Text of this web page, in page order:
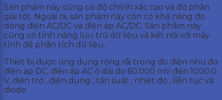
Sản phẩm này cũng có độ chính xác cao và độ phân
giải tốt. Ngoài ra, sản phẩm này còn có khả năng đo
dòng điện AC/DC và điện áp AC/DC. Sản phẩm này
cũng có tính năng lưu trữ dữ liệu và kết nối với máy
tính để phân tích dữ liệu.
Thiết bị được ứng dụng rộng rãi trong đo điện như đo
điện áp DC, điện áp AC ở dải đo 60.000 mV đến 1000.0
V, điện trở , điện dung , tần suất , nhiệt độ , liên tục và
diode.